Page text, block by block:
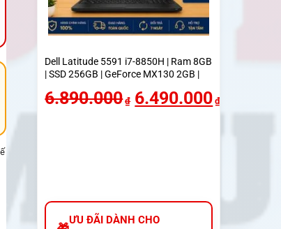
Dell Latitude 5591 i7-8850H | Ram 8GB
| SSD 256GB | GeForce MX130 2GB |
6.890.000 ₫ 6.490.000 ₫
ƯU ĐÃI DÀNH CHO